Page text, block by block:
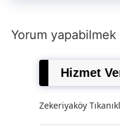
Yorum yapabilmek
Hizmet
Zekeriyaköy